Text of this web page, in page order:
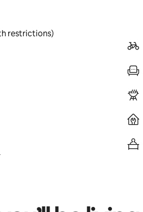
restrictions)